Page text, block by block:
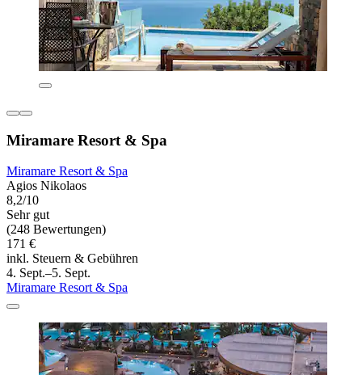
Miramare Resort & Spa
Miramare Resort & Spa
Agios Nikolaos
8,2/10
Sehr gut
(248 Bewertungen)
171 €
inkl. Steuern & Gebühren
4. Sept.–5. Sept.
Miramare Resort & Spa